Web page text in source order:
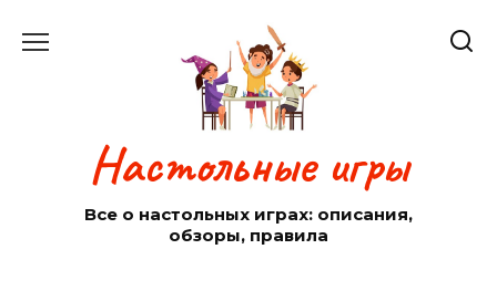
Настольные игры
Все о настольных играх: описания,
обзоры, правила